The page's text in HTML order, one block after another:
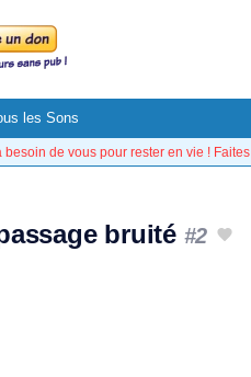
les Sons
besoin de vous pour rester en vie ! Faites
bruité #2